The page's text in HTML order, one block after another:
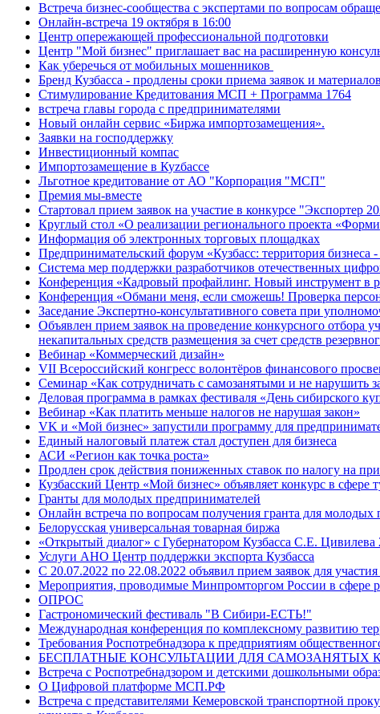
Встреча бизнес-сообщества с экспертами по вопросам
Онлайн-встреча 19 октября в 16:00
Центр опережающей профессиональной подготовки
Центр "Мой бизнес" приглашает вас на расширенную
Как уберечься от мобильных мошенников
Бренд Кузбасса - продлены сроки приема заявок и материалов
Стимулирование Кредитования МСП + Программа 1764
встреча главы города с предпринимателями
Новый онлайн сервис «Биржа импортозамещения».
Заявки на господдержку
Инвестиционный компас
Импортозамещение в Куzбассе
Льготное кредитование от АО "Корпорация "МСП"
Премия мы-вместе
Стартовал прием заявок на участие в конкурсе "Экспортер
Круглый стол «О реализации регионального проекта
Информация об электронных торговых площадках
Предпринимательский форум «Кузбасс: территория бизнеса
Система мер поддержки разработчиков отечественных
Конференция «Кадровый профайлинг. Новый инструмент в
Конференция «Обмани меня, если сможешь! Проверка
Заседание Экспертно-консультативного совета при
Объявлен прием заявок на проведение конкурсного отбора
некапитальных средств размещения за счет средств
Вебинар «Коммерческий дизайн»
VII Всероссийский конгресс волонтёров финансового
Семинар «Как сотрудничать с самозанятыми и не нарушить
Деловая программа в рамках фестиваля «День сибирского
Вебинар «Как платить меньше налогов не нарушая закон»
VK и «Мой бизнес» запустили программу для
Единый налоговый платеж стал доступен для бизнеса
АСИ «Регион как точка роста»
Продлен срок действия пониженных ставок по налогу на
Кузбасский Центр «Мой бизнес» объявляет конкурс в сфере
Гранты для молодых предпринимателей
Онлайн встреча по вопросам получения гранта для молодых
Белорусская универсальная товарная биржа
«Открытый диалог» с Губернатором Кузбасса С.Е.
Услуги АНО Центр поддержки экспорта Кузбасса
С 20.07.2022 по 22.08.2022 объявил прием заявок для
Мероприятия, проводимые Минпромторгом России в сфере
ОПРОС
Гастрономический фестиваль "В Сибири-ЕСТЬ!"
Международная конференция по комплексному развитию
Требования Роспотребнадзора к предприятиям
БЕСПЛАТНЫЕ КОНСУЛЬТАЦИИ ДЛЯ САМОЗАНЯТЫХ
Встреча с Роспотребнадзором и детскими дошкольными
О Цифровой платформе МСП.РФ
Встреча с представителями Кемеровской транспортной